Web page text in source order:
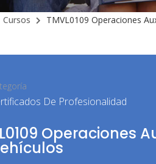
Cursos TMVL0109 Operaciones
De Profesionalidad
Operaciones